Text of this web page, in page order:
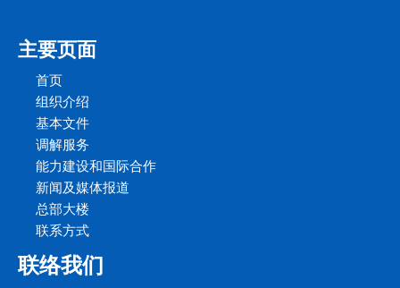
主要页面
首页
组织介绍
基本文件
调解服务
能力建设和国际合作
新闻及媒体报道
总部大楼
联系方式
联络我们